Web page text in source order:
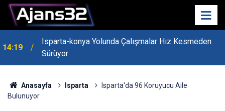
14:19
Isparta-konya Yolunda Çalışmalar Hız Kesmeden
Sürüyor
Anasayfa Isparta
Isparta'da 96 Koruyucu Aile
Bulunuyor